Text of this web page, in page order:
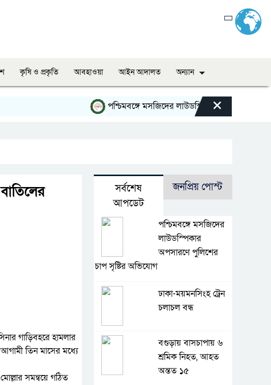
কৃষি ও প্রকৃতি আবহাওয়া আইন আদালত অন্যান
পশ্চিমবঙ্গে মসজিদের লাউডস্পিকার অপসারণে
×
গাড়িবহরে হামলার
তিন মাসের মধ্যে
সমন্বয়ে গঠিত
সর্বশেষ
আপডেট
জনপ্রিয় পোস্ট
পশ্চিমবঙ্গে মসজিদের
লাউডস্পিকার
অপসারণে পুলিশের
চাপ সৃষ্টির অভিযোগ
ঢাকা-ময়মনসিংহ ট্রেন
চলাচল বন্ধ
বগুড়ায় বাসচাপায় ৬
শ্রমিক নিহত, আহত
অন্তত ১৫